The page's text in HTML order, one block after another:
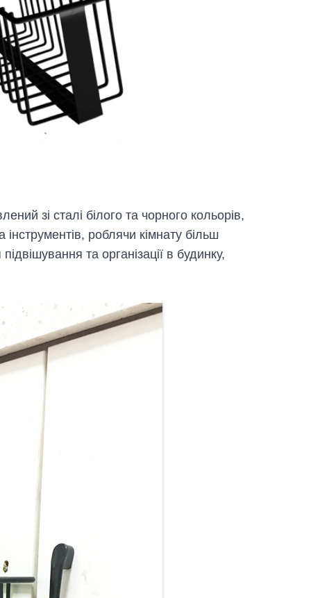
зі сталі білого та чорного кольорів,
роблячи кімнату більш
та організації в будинку,